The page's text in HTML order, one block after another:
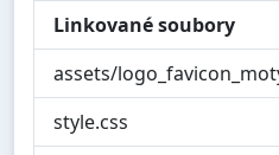
Linkované soubory
assets/
style.css